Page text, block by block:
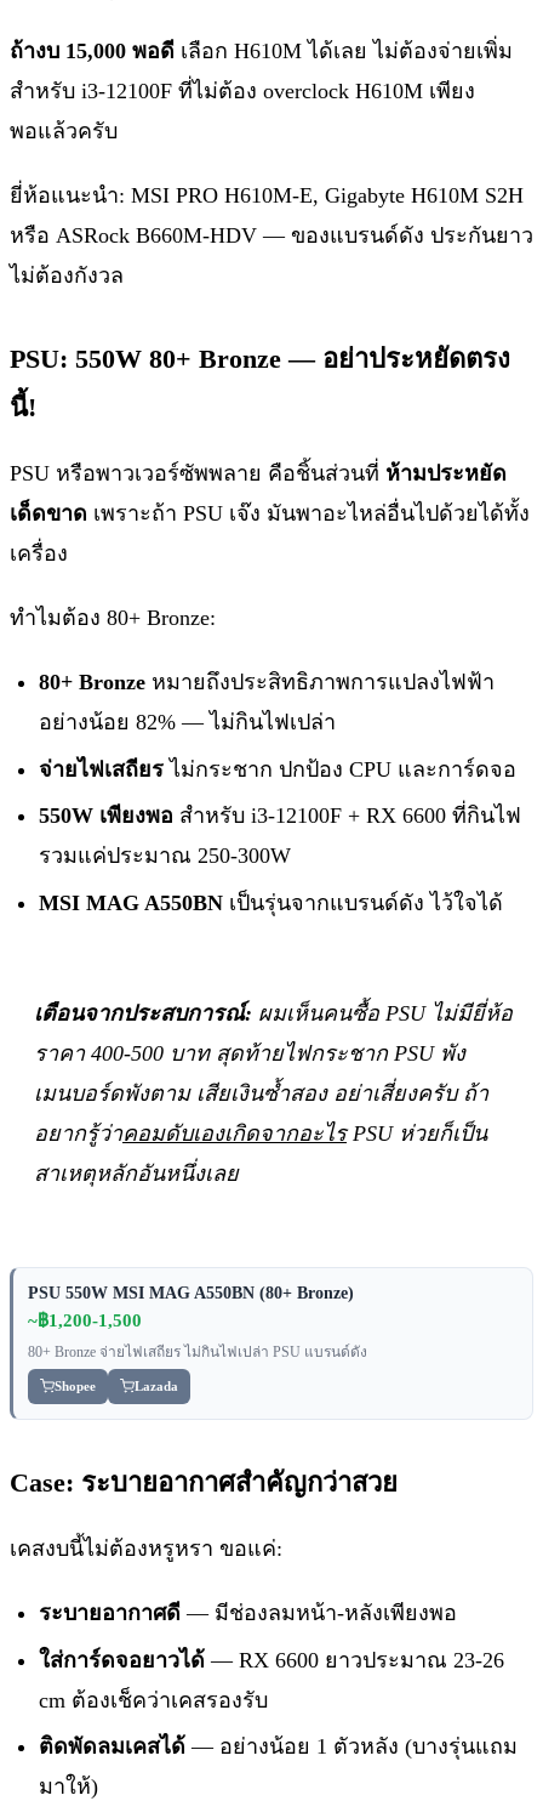
ถ้างบ 15,000 พอดี เลือก H610M ได้เลย ไม่ต้องจ่ายเพิ่ม
สำหรับ i3-12100F ที่ไม่ต้อง overclock H610M เพียง
พอแล้วครับ
ยี่ห้อแนะนำ: MSI PRO H610M-E, Gigabyte H610M S2H
หรือ ASRock B660M-HDV — ของแบรนด์ดัง ประกันยาว
ไม่ต้องกังวล
PSU: 550W 80+ Bronze — อย่าประหยัดตรง
นี้!
PSU หรือพาวเวอร์ซัพพลาย คือชิ้นส่วนที่ ห้ามประหยัด
เด็ดขาด เพราะถ้า PSU เจ๊ง มันพาอะไหล่อื่นไปด้วยได้ทั้ง
เครื่อง
ทำไมต้อง 80+ Bronze:
80+ Bronze หมายถึงประสิทธิภาพการแปลงไฟฟ้า
อย่างน้อย 82% — ไม่กินไฟเปล่า
จ่ายไฟเสถียร ไม่กระชาก ปกป้อง CPU และการ์ดจอ
550W เพียงพอ สำหรับ i3-12100F + RX 6600 ที่กินไฟ
รวมแค่ประมาณ 250-300W
MSI MAG A550BN เป็นรุ่นจากแบรนด์ดัง ไว้ใจได้
เตือนจากประสบการณ์: ผมเห็นคนซื้อ PSU ไม่มียี่ห้อ
ราคา 400-500 บาท สุดท้ายไฟกระชาก PSU พัง
เมนบอร์ดพังตาม เสียเงินซ้ำสอง อย่าเสี่ยงครับ ถ้า
อยากรู้ว่าคอมดับเองเกิดจากอะไรPSU ห่วยก็เป็น
สาเหตุหลักอันหนึ่งเลย
PSU 550W MSI MAG A550BN (80+ Bronze)
~฿1,200-1,500
80+ Bronze จ่ายไฟเสถียร ไม่กินไฟเปล่า PSU แบรนด์ดัง
Shopee Lazada
Case: ระบายอากาศสำคัญกว่าสวย
เคสงบนี้ไม่ต้องหรูหรา ขอแค่:
ระบายอากาศดี — มีช่องลมหน้า-หลังเพียงพอ
ใส่การ์ดจอยาวได้ — RX 6600 ยาวประมาณ 23-26
cm ต้องเช็คว่าเคสรองรับ
ติดพัดลมเคสได้ — อย่างน้อย 1 ตัวหลัง (บางรุ่นแถม
มาให้)